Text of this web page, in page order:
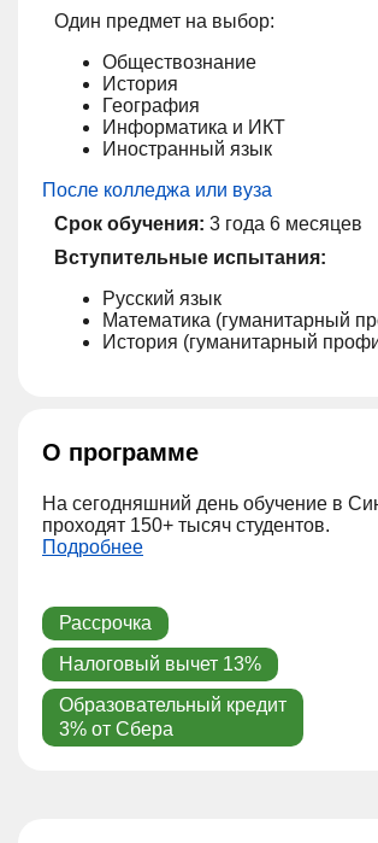
Один предмет на выбор:
Обществознание
История
География
Информатика и ИКТ
Иностранный язык
После колледжа или вуза
Срок обучения: 3 года 6 месяцев
Вступительные испытания:
Русский язык
Математика (гуманитарный
История (гуманитарный
О программе
На сегодняшний день обучение в
проходят 150+ тысяч студентов.
Подробнее
Рассрочка
Налоговый вычет 13%
Образовательный кредит
3% от Сбера